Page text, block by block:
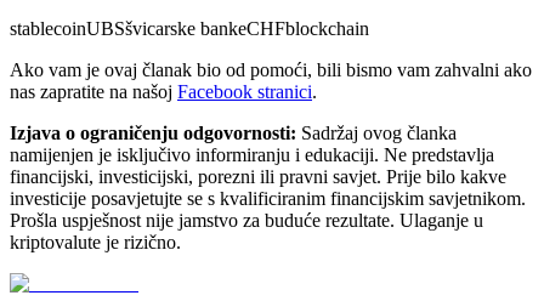
stablecoinUBSšvicarske bankeCHFblockchain
Ako vam je ovaj članak bio od pomoći, bili bismo vam zahvalni ako
nas zapratite na našoj Facebook stranici.
Izjava o ograničenju odgovornosti: Sadržaj ovog članka
namijenjen je isključivo informiranju i edukaciji. Ne predstavlja
financijski, investicijski, porezni ili pravni savjet. Prije bilo kakve
investicije posavjetujte se s kvalificiranim financijskim savjetnikom.
Prošla uspješnost nije jamstvo za buduće rezultate. Ulaganje u
kriptovalute je rizično.